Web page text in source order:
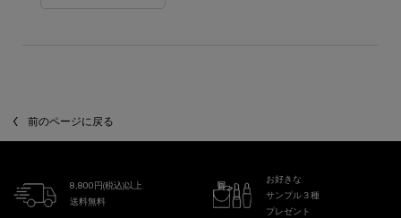
前のページに戻る
8,800円(税込)以上
送料無料
お好きな
サンプル３種
プレゼント